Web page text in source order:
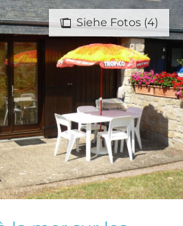
Siehe Fotos (4)